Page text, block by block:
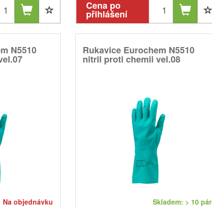
Cena po
přihlášení
N5510
Na objednávku
Rukavice Eurochem N5510
nitril proti chemii vel.08
Skladem: > 10 pár